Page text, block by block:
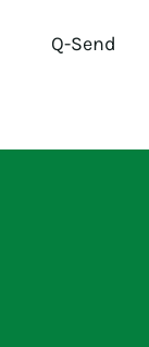
Q-Send